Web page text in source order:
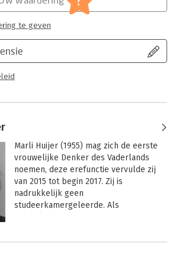
te geven
Marli Huijer (1955) mag zich de eerste
vrouwelijke Denker des Vaderlands
noemen, deze erefunctie vervulde zij
van 2015 tot begin 2017. Zij is
nadrukkelijk geen
studeerkamergeleerde. Als
vrijmoedig spreekt zij zich uit over
door Marli Huijer